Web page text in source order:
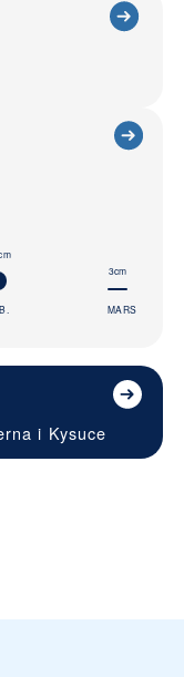
3cm
MARS
i Kysuce